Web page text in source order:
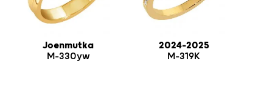
Joenmutka
M-330yw
2024-2025
M-319K